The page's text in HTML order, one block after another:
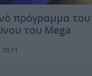
πρόγραμμα του
του Mega
10:11